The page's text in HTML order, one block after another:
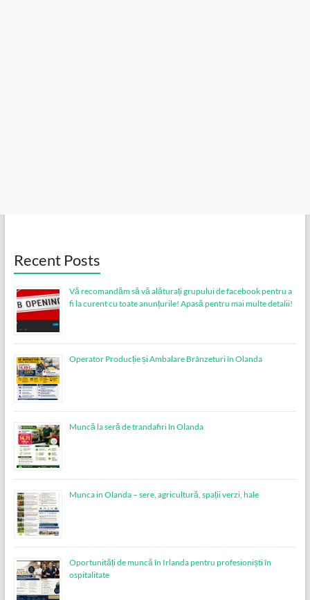
Recent Posts
Vă recomandăm să vă alăturați grupului de facebook pentru a
fi la curent cu toate anunțurile! Apasă pentru mai multe detalii!
Operator Producție și Ambalare Brânzeturi în Olanda
Muncă la seră de trandafiri în Olanda
Munca in Olanda – sere, agricultură, spații verzi, hale
Oportunități de muncă în Irlanda pentru profesioniști în
ospitalitate